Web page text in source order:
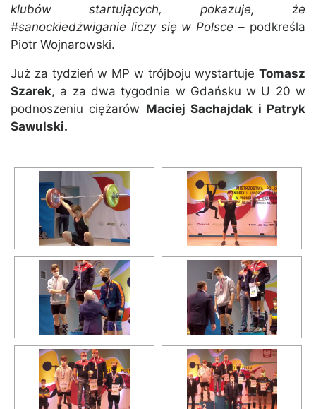
klubów startujących, pokazuje, że
#sanockiedżwiganie liczy się w Polsce – podkreśla
Piotr Wojnarowski.
Już za tydzień w MP w trójboju wystartuje Tomasz
Szarek, a za dwa tygodnie w Gdańsku w U 20 w
podnoszeniu ciężarów Maciej Sachajdak i Patryk
Sawulski.